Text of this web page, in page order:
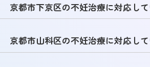
京都市下京区の不妊治療に対応し
京都市山科区の不妊治療に対応し